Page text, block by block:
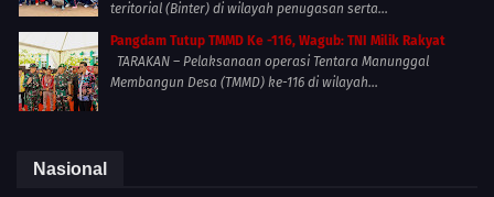
teritorial (Binter) di wilayah penugasan serta...
Pangdam Tutup TMMD Ke -116, Wagub: TNI Milik Rakyat
TARAKAN – Pelaksanaan operasi Tentara Manunggal
Membangun Desa (TMMD) ke-116 di wilayah...
Nasional